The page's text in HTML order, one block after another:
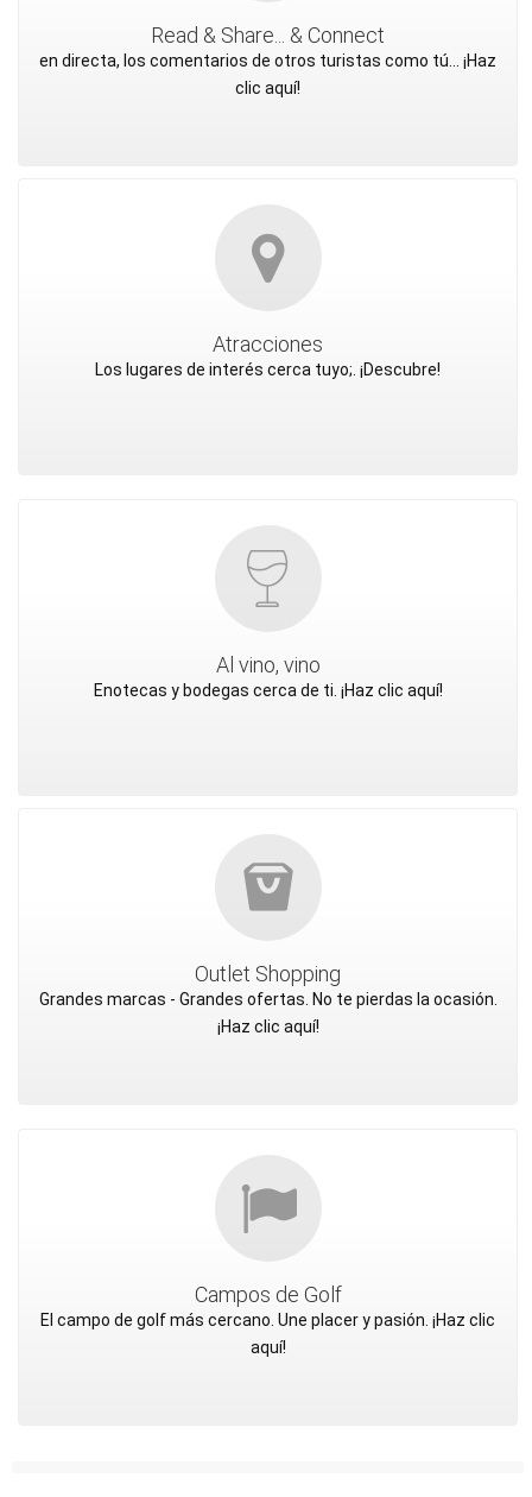
Read & Share... & Connect
en directa, los comentarios de otros turistas como tú... ¡Haz
clic aquí!
Atracciones
Los lugares de interés cerca tuyo;. ¡Descubre!
Al vino, vino
Enotecas y bodegas cerca de ti. ¡Haz clic aquí!
Outlet Shopping
Grandes marcas - Grandes ofertas. No te pierdas la ocasión.
¡Haz clic aquí!
Campos de Golf
El campo de golf más cercano. Une placer y pasión. ¡Haz clic
aquí!